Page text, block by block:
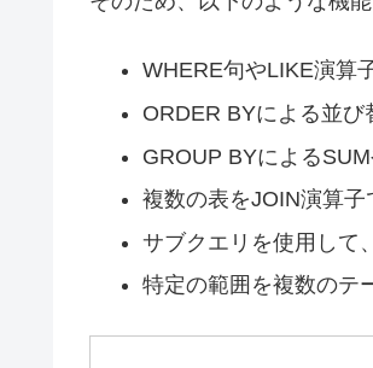
WHERE句やLIKE演算
ORDER BYによる並び
GROUP BYによる
複数の表をJOIN演算子
サブクエリを使用して
特定の範囲を複数のテ